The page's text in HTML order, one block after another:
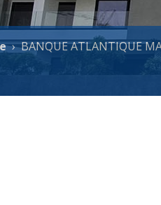
BANQUE ATLANTIQUE